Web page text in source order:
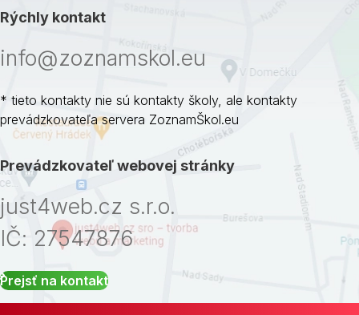
Rýchly kontakt
info@zoznamskol.eu
* tieto kontakty nie sú kontakty školy, ale kontakty
prevádzkovateľa servera ZoznamŠkol.eu
Prevádzkovateľ webovej stránky
just4web.cz s.r.o.
IČ: 27547876
Prejsť na kontakt